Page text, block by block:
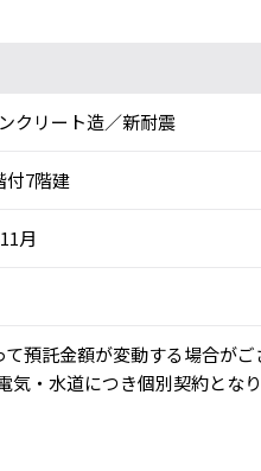
クリート造／新耐震
付7階建
月
預託金額が変動する場合がご
水道につき個別契約となり